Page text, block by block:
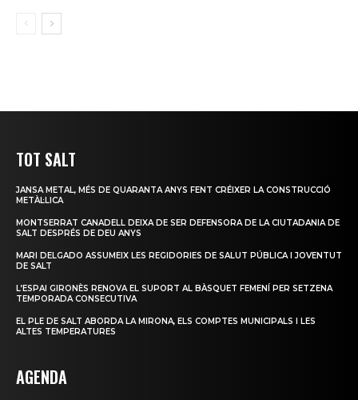
TOT SALT
JANSA METAL, MÉS DE QUARANTA ANYS FENT CRÉIXER LA CONSTRUCCIÓ
METÀL·LICA
MONTSERRAT CANADELL DEIXA DE SER DEFENSORA DE LA CIUTADANIA DE
SALT DESPRÉS DE DEU ANYS
MARI DELGADO ASSUMEIX LES REGIDORIES DE SALUT PÚBLICA I JOVENTUT
DE SALT
L’ESPAI GIRONÈS RENOVA EL SUPORT AL BÀSQUET FEMENÍ PER SETZENA
TEMPORADA CONSECUTIVA
EL PLE DE SALT ABORDA LA MIRONA, ELS COMPTES MUNICIPALS I LES
ALTES TEMPERATURES
AGENDA